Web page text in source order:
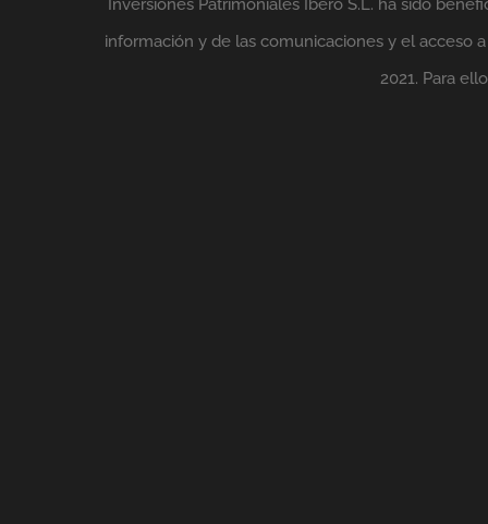
Inversiones Patrimoniales Íbero S.L. ha sido
información y de las comunicaciones y el acceso
2021. Para